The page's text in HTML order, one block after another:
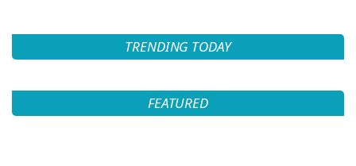
TRENDING TODAY
FEATURED